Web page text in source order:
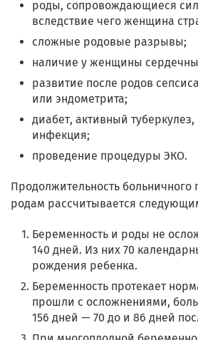
роды, сопровождающиеся
вследствие чего женщина
сложные родовые разрывы;
наличие у женщины
развитие после родов
или эндометрита;
диабет, активный
инфекция;
проведение процедуры ЭКО.
Продолжительность больничного
родам рассчитывается
Беременность и роды не
140 дней. Из них 70
рождения ребенка.
Беременность протекает
прошли с осложнениями,
156 дней — 70 до и 86 дней